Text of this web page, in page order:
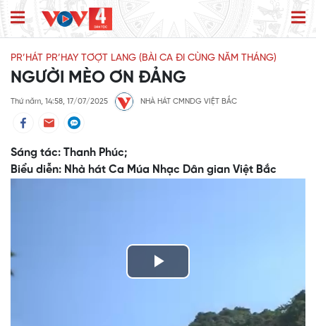
PR’HÁT PR’HAY TƠỢT LANG (BÀI CA ĐI CÙNG NĂM THÁNG)
NGƯỜI MÈO ƠN ĐẢNG
Thứ năm, 14:58, 17/07/2025 NHÀ HÁT CMNDG VIỆT BẮC
Sáng tác: Thanh Phúc;
Biểu diễn: Nhà hát Ca Múa Nhạc Dân gian Việt Bắc
Play
Video